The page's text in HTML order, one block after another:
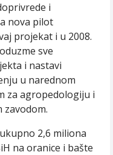
i
nova pilot
projekat i u 2008.
sve
i nastavi
u narednom
za agropedologiju i
zavodom.
2,6 miliona
na oranice i bašte